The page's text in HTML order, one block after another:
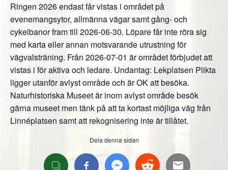
Ringen 2026 endast får vistas i området på
evenemangsytor, allmänna vägar samt gång- och
cykelbanor fram till 2026-06-30. Löpare får inte röra sig
med karta eller annan motsvarande utrustning för
vägvalsträning. Från 2026-07-01 är området förbjudet att
vistas i för aktiva och ledare. Undantag: Lekplatsen Plikta
ligger utanför avlyst område och är OK att besöka.
Naturhistoriska Museet är inom avlyst område besök
gärna museet men tänk på att ta kortast möjliga väg från
Linnéplatsen samt att rekognisering inte är tillåtet.
Dela denna sidan